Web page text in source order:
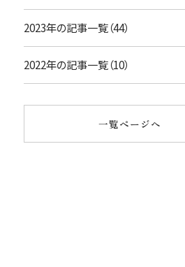
ョンリゾート
モアナサーフライダー ウェステ
シェラトン プリンセス・カイウラ
シェラトン・マウイ・リゾート&ス
2023年の記事一覧（44）
2022年の記事一覧（10）
一覧ページへ